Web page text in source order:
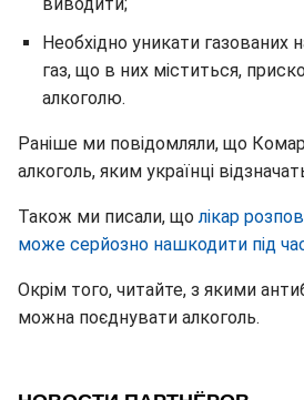
Необхідно уникати газованих
газ, що в них міститься,
алкоголю.
Раніше ми повідомляли, що
алкоголь, яким українці
Також ми писали, щолікар
може серйозно нашкодити під
Окрім того, читайте, з якими
можна поєднувати алкоголь.